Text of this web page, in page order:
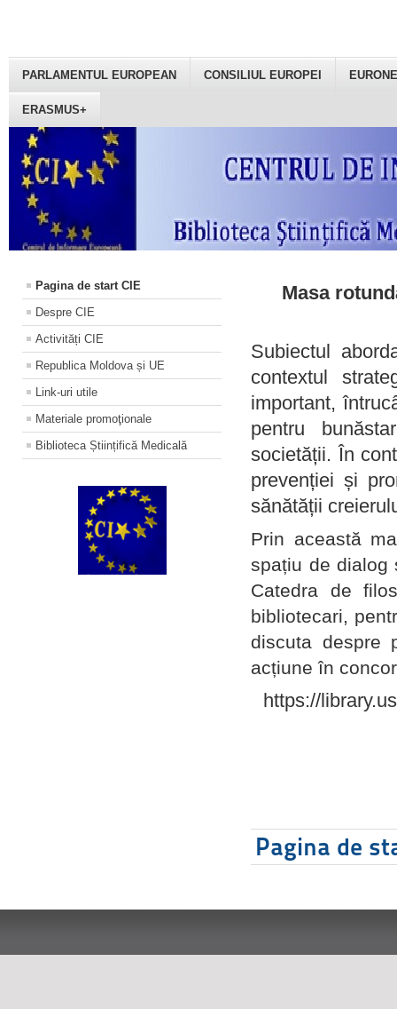
PARLAMENTUL EUROPEAN CONSILIUL EUROPEI
ERASMUS+
Pagina de start CIE
Despre CIE
Activități CIE
Republica Moldova și UE
Link-uri utile
Materiale promoţionale
Biblioteca Științifică Medicală
Masa
Subiectul
contextul
important,
pentru
societății. În
prevenției și
sănătății
Prin această
spațiu de dialog
Catedra de
bibliotecari,
discuta despre
acțiune în
https://
Pagina de